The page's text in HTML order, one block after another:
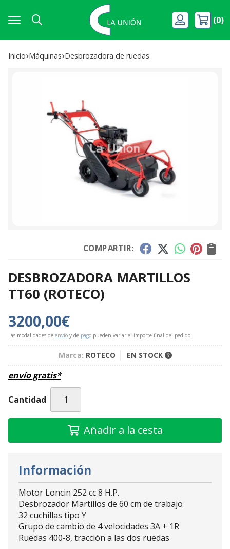
Buscar
0
Inicio máquinas desbrozadora de ruedas
COMPARTIR:
DESBROZADORA MARTILLOS
TT60 (ROTECO)
3200,00€
Las modalidades de envío y de pago pueden variar el importe final del pedido.
Marca: ROTECO EN STOCK
envío gratis*
Cantidad
Añadir a la cesta
Información
Motor Loncin 252 cc 8 H.P.
Desbrozador Martillos de 60 cm de trabajo
32 cuchillas tipo Y
Grupo de cambio de 4 velocidades 3A + 1R
Ruedas 400-8, tracción a las dos ruedas